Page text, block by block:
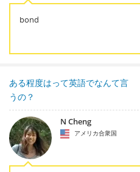
bond
ある程度はって英語でなんて言
うの？
N Cheng
アメリカ合衆国